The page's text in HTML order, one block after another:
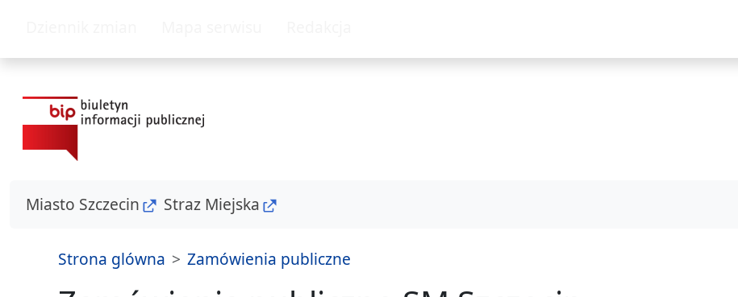
Miasto Szczecin Straz Miejska
StronaStrona glówna Zamówienia publiczne